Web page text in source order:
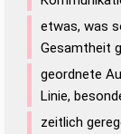
etwas, was
Gesamtheit
geordnete
Linie,
zeitlich